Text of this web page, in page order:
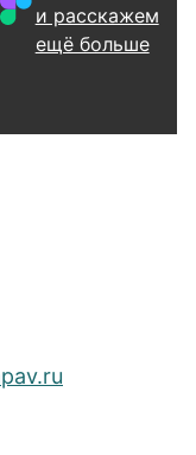
и расскажем
ещё больше